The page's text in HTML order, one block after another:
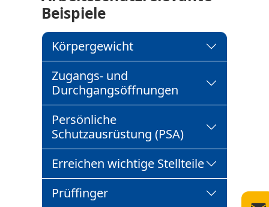
Beispiele
Körpergewicht
Zugangs- und
Durchgangsöffnungen
Persönliche
Schutzausrüstung (PSA)
Erreichen wichtige Stellteile
Prüffinger